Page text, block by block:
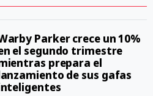
Parker crece un 10%
el segundo trimestre
prepara el
de sus gafas